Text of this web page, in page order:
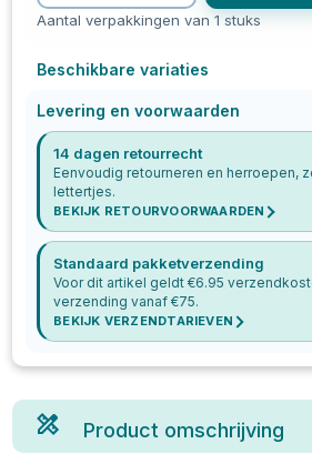
Aantal verpakkingen van 1 stuks
Beschikbare variaties
Levering en voorwaarden
14 dagen retourrecht
Eenvoudig retourneren en herroepen,
lettertjes.
BEKIJK RETOURVOORWAARDEN
Standaard pakketverzending
Voor dit artikel geldt €6.95
verzending vanaf €75.
BEKIJK VERZENDTARIEVEN
Product omschrijving